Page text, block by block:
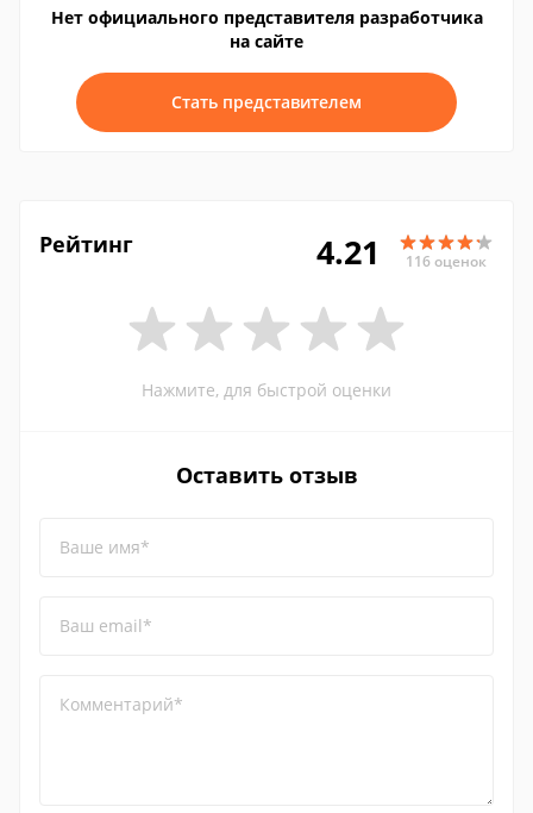
Нет официального представителя разработчика
на сайте
Стать представителем
Рейтинг 4.21 116 оценок
Нажмите, для быстрой оценки
Оставить отзыв
Ваше имя*
Ваш email*
Комментарий*